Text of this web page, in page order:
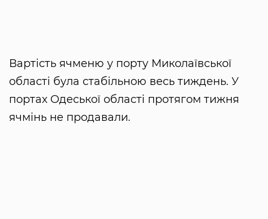
Вартість ячменю у порту Миколаївської
області була стабільною весь тиждень. У
портах Одеської області протягом тижня
ячмінь не продавали.